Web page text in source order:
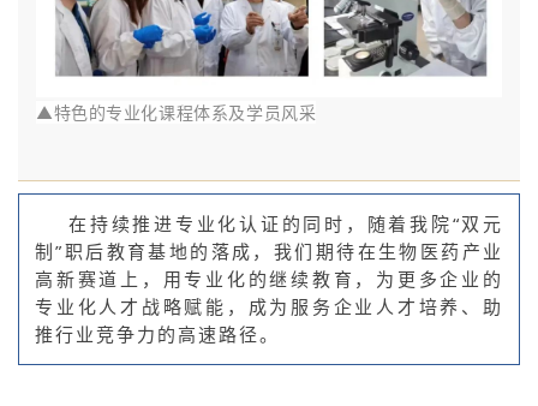
▲特色的专业化课程体系及学员风采
在持续推进专业化认证的同时，随着我院“双元
制”职后教育基地的落成，我们期待在生物医药产业
高新赛道上，用专业化的继续教育，为更多企业的
专业化人才战略赋能，成为服务企业人才培养、助
推行业竞争力的高速路径。